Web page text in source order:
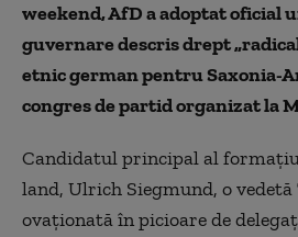
weekend, AfD a adoptat oficial
guvernare descris drept
etnic german pentru Saxonia-
congres de partid organizat la
Candidatul principal al
land, Ulrich Siegmund, o
ovaționată în picioare de